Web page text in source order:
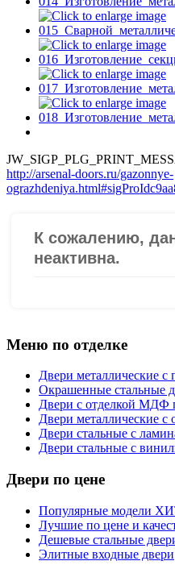
http://arsenal-doors.ru/gazonnye-
Меню по отделке
Двери металлические
Окрашенные стальные
Двери с отделкой МДФ
Двери металлические с
Двери стальные с
Двери стальные с
Двери по цене
Популярные модели
Лучшие по цене и
Дешевые стальные
Элитные входные двери